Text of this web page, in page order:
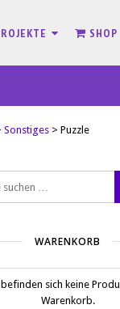
SHOP
Sonstiges > Puzzle
WARENKORB
befinden sich keine
Warenkorb.